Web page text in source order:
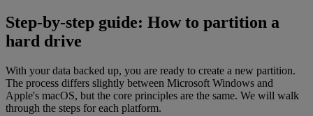
Step-by-step guide: How to partition a
hard drive
With your data backed up, you are ready to create a new partition.
The process differs slightly between Microsoft Windows and
Apple's macOS, but the core principles are the same. We will walk
through the steps for each platform.